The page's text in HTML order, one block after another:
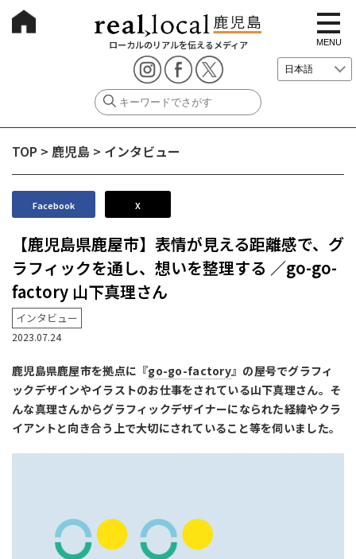
ローカルのリアルを伝えるメディア
t
o
g
g
e
i
i
MENU
TOP > 鹿児島 > インタビュー
Facebook X
【鹿児島県鹿屋市】表情が見える距離感で、グ
ラフィックを通し、想いを整理する ／go-go-
factory 山下真理さん
インタビュー
2023.07.24
鹿児島県鹿屋市を拠点に『go-go-factory』の屋号でグラフィ
ックデザインやイラストのお仕事をされている山下真理さん。そ
んな真理さんからグラフィックデザイナーになられた経緯やクラ
イアントと向き合う上で大切にされていること等を伺いました。